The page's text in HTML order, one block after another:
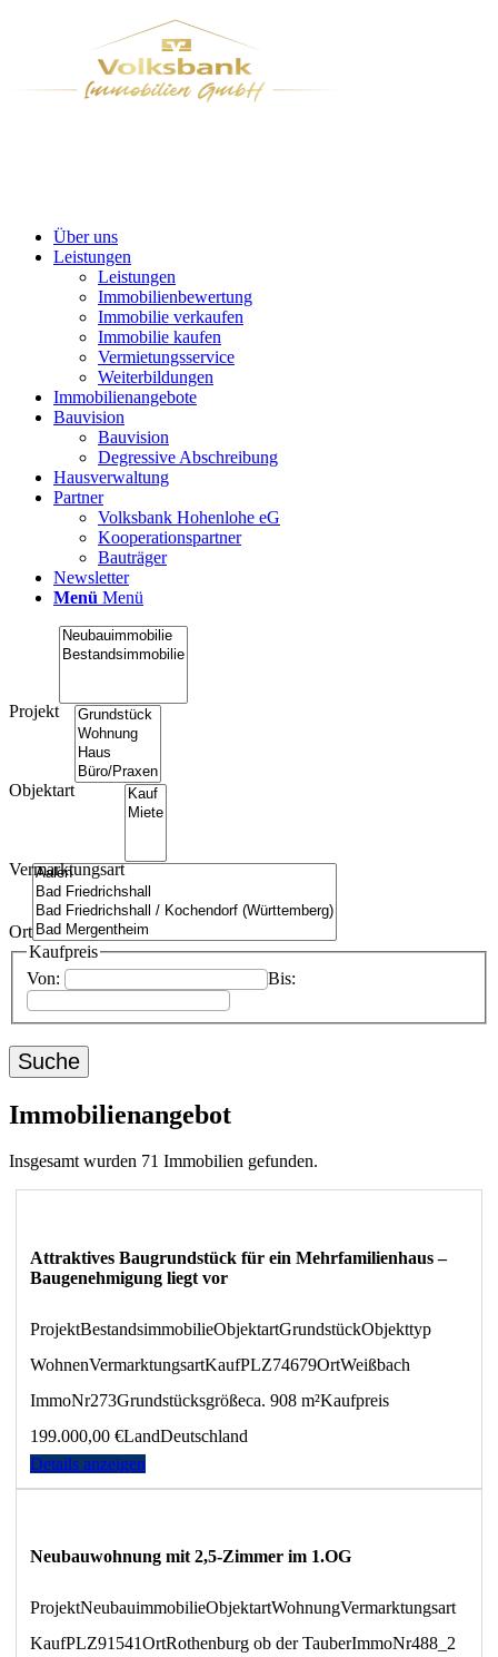
Über uns
Leistungen
Leistungen
Immobilienbewertung
Immobilie verkaufen
Immobilie kaufen
Vermietungsservice
Weiterbildungen
Immobilienangebote
Bauvision
Bauvision
Degressive Abschreibung
Hausverwaltung
Partner
Volksbank Hohenlohe eG
Kooperationspartner
Bauträger
Newsletter
Menü Menü
Projekt
Objektart
Vermarktungsart
Ort
Kaufpreis
Von:
Bis:
Immobilienangebot
Insgesamt wurden 71 Immobilien gefunden.
Attraktives Baugrundstück für ein Mehrfamilienhaus –
Baugenehmigung liegt vor
ProjektBestandsimmobilieObjektartGrundstückObjekttyp
WohnenVermarktungsartKaufPLZ74679OrtWeißbach
ImmoNr273Grundstücksgrößeca. 908 m²Kaufpreis
199.000,00 €LandDeutschland
Details anzeigen
Neubauwohnung mit 2,5-Zimmer im 1.OG
ProjektNeubauimmobilieObjektartWohnungVermarktungsart
KaufPLZ91541OrtRothenburg ob der TauberImmoNr488_2